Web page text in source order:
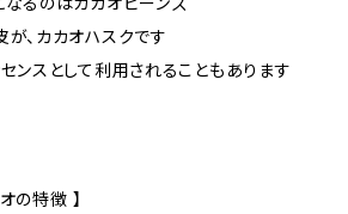
が、カカオハスクです
センスとして利用されることもあります
の特徴 】